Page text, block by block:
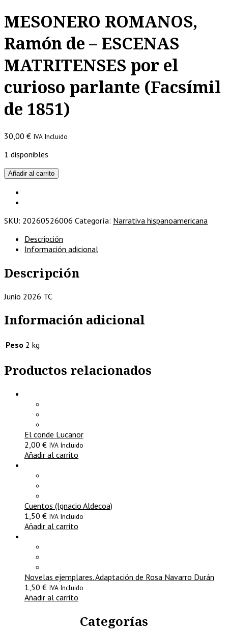
MESONERO ROMANOS,
Ramón de – ESCENAS
MATRITENSES por el
curioso parlante (Facsímil
de 1851)
30,00 € IVA Incluido
1 disponibles
MESONERO
ROMANOS,
Ramón
ESCENAS
parlante
de
cantidad
Añadir al carrito
SKU: 20260526006 Categoría: Narrativa hispanoamericana
Descripción
Información adicional
Descripción
Junio 2026 TC
Información adicional
Peso 2 kg
Productos relacionados
El conde Lucanor
2,00 € IVA Incluido
Añadir al carrito
Cuentos (Ignacio Aldecoa)
1,50 € IVA Incluido
Añadir al carrito
Novelas ejemplares. Adaptación de Rosa Navarro Durán
1,50 € IVA Incluido
Añadir al carrito
Categorías